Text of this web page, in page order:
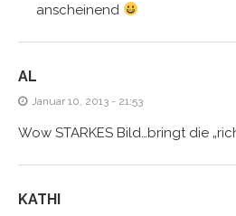
anscheinend
AL
Januar 10, 2013 - 21:53
Wow STARKES Bild…bringt die
KATHI